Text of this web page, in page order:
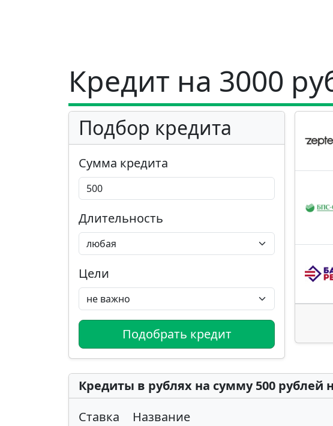
Кредит на 3000
Подбор кредита
Сумма кредита
Длительность
Цели
Подобрать кредит
Кредиты в рублях на сумму 500 рублей
Ставка
Название